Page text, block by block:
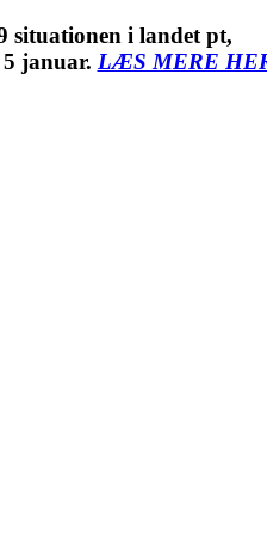
situationen i landet pt,
januar. LÆS MERE